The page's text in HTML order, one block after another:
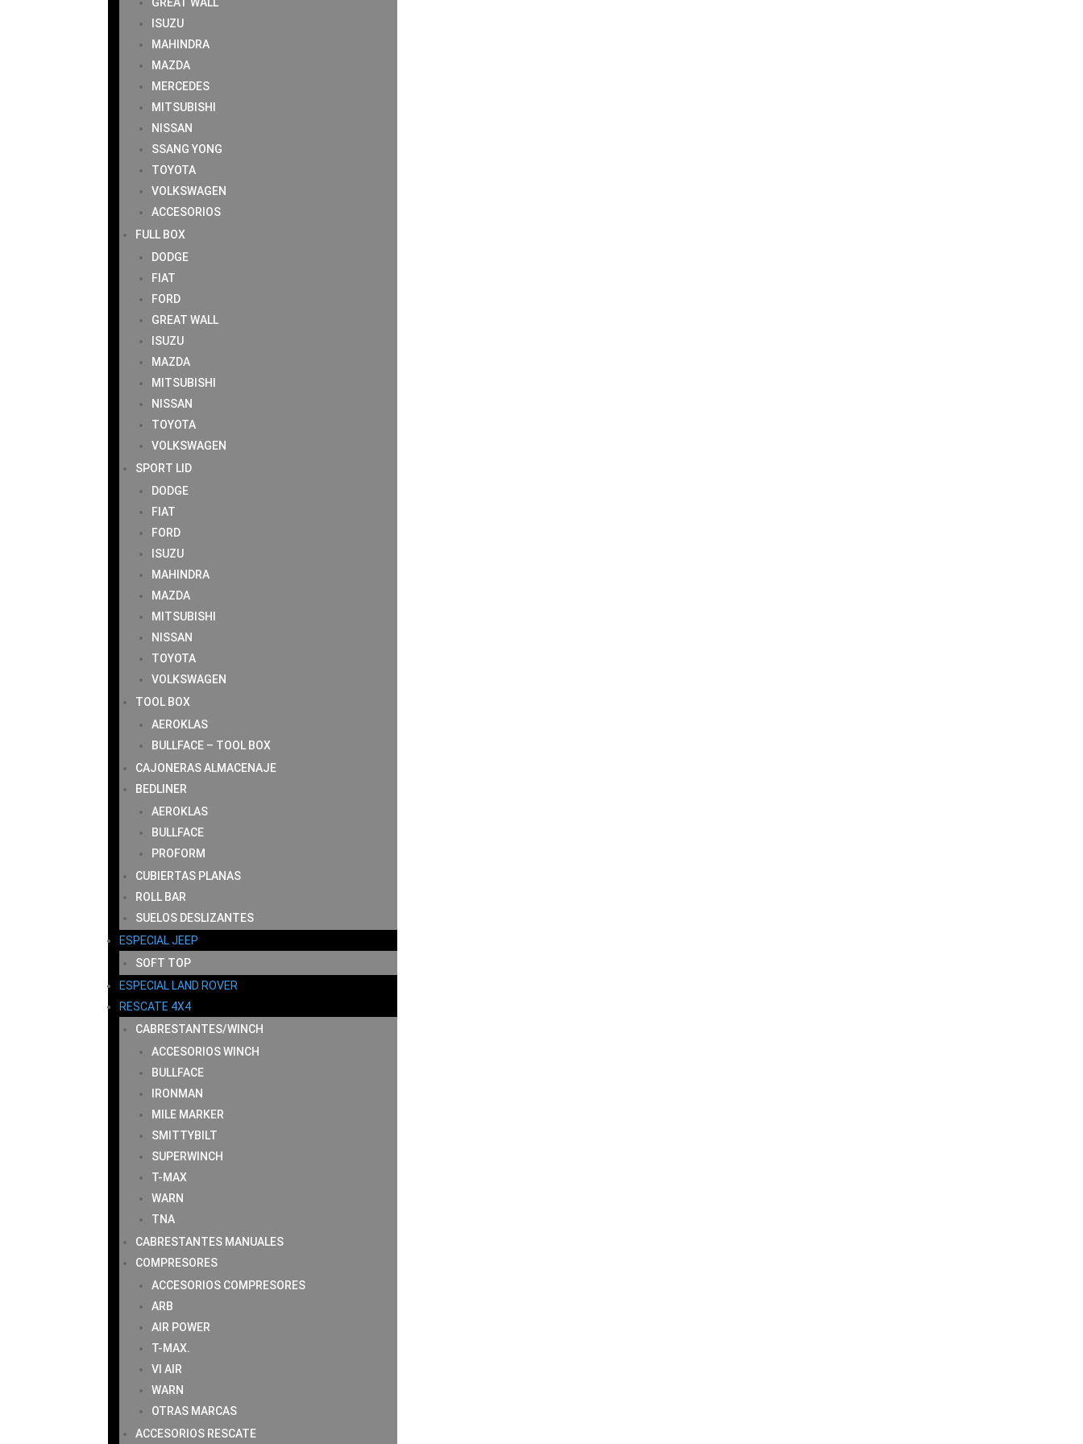
ISUZU
MAHINDRA
MAZDA
MERCEDES
MITSUBISHI
NISSAN
SSANG YONG
TOYOTA
VOLKSWAGEN
ACCESORIOS
FULL BOX
DODGE
FIAT
FORD
GREAT WALL
ISUZU
MAZDA
MITSUBISHI
NISSAN
TOYOTA
VOLKSWAGEN
SPORT LID
DODGE
FIAT
FORD
ISUZU
MAHINDRA
MAZDA
MITSUBISHI
NISSAN
TOYOTA
VOLKSWAGEN
TOOL BOX
AEROKLAS
BULLFACE – TOOL BOX
CAJONERAS ALMACENAJE
BEDLINER
AEROKLAS
BULLFACE
PROFORM
CUBIERTAS PLANAS
ROLL BAR
SUELOS DESLIZANTES
ESPECIAL JEEP
SOFT TOP
ESPECIAL LAND ROVER
RESCATE 4X4
CABRESTANTES/WINCH
ACCESORIOS WINCH
BULLFACE
IRONMAN
MILE MARKER
SMITTYBILT
SUPERWINCH
T-MAX
WARN
TNA
CABRESTANTES MANUALES
COMPRESORES
ACCESORIOS COMPRESORES
ARB
AIR POWER
T-MAX.
VI AIR
WARN
OTRAS MARCAS
ACCESORIOS RESCATE